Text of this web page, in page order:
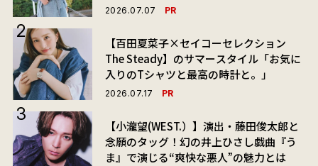
2026.07.07 PR
【百田夏菜子×セイコーセレクション
The Steady】のサマースタイル「お気に
入りのTシャツと最高の時計と。」
2026.07.17 PR
【小瀧望(WEST.）】演出・藤田俊太郎と
念願のタッグ！幻の井上ひさし戯曲『う
ま』で演じる“爽快な悪人”の魅力とは